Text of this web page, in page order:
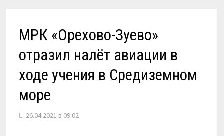
МРК «Орехово-Зуево»
отразил налёт авиации в
ходе учения в Средиземном
море
26.04.2021 в 09:02